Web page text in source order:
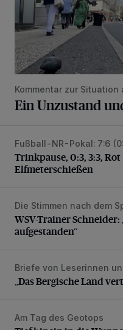
Kommentar zur Situation
Ein Unzustand
Trinkpause, 0:3, 3:3,
Fußball-NR-Pokal: 7:6
Trinkpause, 0:3, 3:3,
Elfmeterschießen
WSV-Trainer
Die Stimmen nach dem
WSV-Trainer Schneider:
aufgestanden“
„Das Bergische Land
Briefe von Leserinnen
„Das Bergische Land
Tief hinein in die
Am Tag des Geotops